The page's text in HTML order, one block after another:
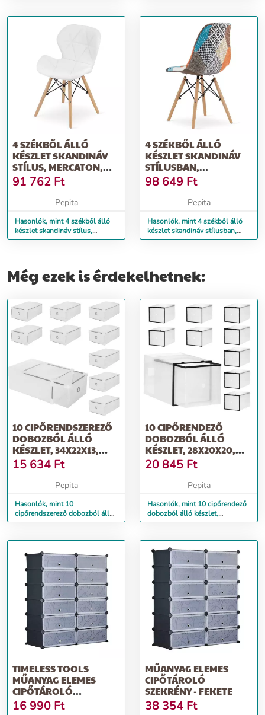
4 SZÉKBŐL ÁLLÓ
KÉSZLET SKANDINÁV
STÍLUS, MERCATON,
LAGO, ÖKO-BŐR,...
91 762 Ft
Pepita
Hasonlók, mint 4 székből álló
készlet skandináv stílus,
Mercaton, Lago, öko-bőr,...
4 SZÉKBŐL ÁLLÓ
KÉSZLET SKANDINÁV
STÍLUSBAN,
MERCATON, SZÖUL,
TEXT...
98 649 Ft
Pepita
Hasonlók, mint 4 székből álló
készlet skandináv stílusban,
Mercaton, Szöul, text...
Még ezek is érdekelhetnek:
10 CIPŐRENDSZEREZŐ
DOBOZBÓL ÁLLÓ
KÉSZLET, 34X22X13,
ÁTLÁTSZÓ
15 634 Ft
Pepita
Hasonlók, mint 10
cipőrendszerező dobozból álló
készlet, 34x22x13, átlátszó
10 CIPŐRENDEZŐ
DOBOZBÓL ÁLLÓ
KÉSZLET, 28X20X20,
ÁTLÁTSZÓ
20 845 Ft
Pepita
Hasonlók, mint 10 cipőrendező
dobozból álló készlet,
28x20x20, átlátszó
TIMELESS TOOLS
MŰANYAG ELEMES
CIPŐTÁROLÓ
SZEKRÉNY, FEKETE
16 990 Ft
MŰANYAG ELEMES
CIPŐTÁROLÓ
SZEKRÉNY - FEKETE
38 354 Ft